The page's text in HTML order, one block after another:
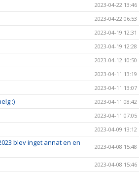
2023-04-22 13:46
2023-04-22 06:53
2023-04-19 12:31
2023-04-19 12:28
2023-04-12 10:50
2023-04-11 13:19
2023-04-11 13:07
:) 2023-04-11 08:42
2023-04-11 07:05
2023-04-09 13:12
blev inget annat en en
2023-04-08 15:48
2023-04-08 15:46